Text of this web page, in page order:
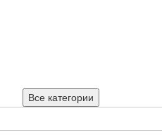
Все категории